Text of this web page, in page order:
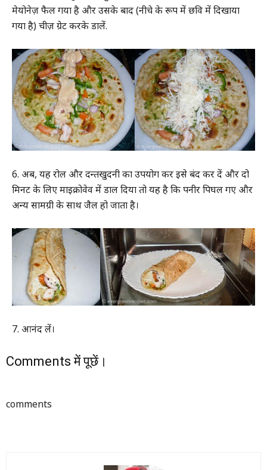
मेयोनेज़ फैल गया है और उसके बाद (नीचे के रूप में छवि में दिखाया
गया है) चीज़ ग्रेट करके डालें.
6. अब, यह रोल और दन्तखुदनी का उपयोग कर इसे बंद कर दें और दो
मिनट के लिए माइक्रोवेव में डाल दिया तो यह है कि पनीर पिघल गए और
अन्य सामग्री के साथ जैल हो जाता है।
7. आनंद लें।
Comments में पूछें।
comments